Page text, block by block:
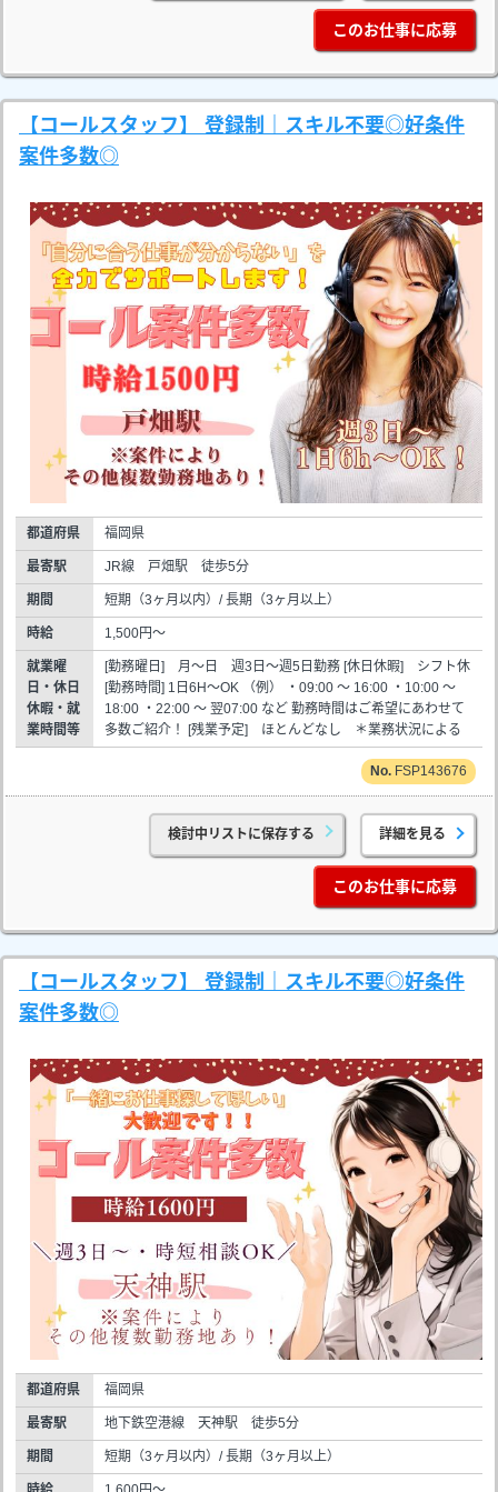
このお仕事に応募
【コールスタッフ】 登録制｜スキル不要◎好条件
案件多数◎
都道府県 福岡県
最寄駅 JR線 戸畑駅 徒歩5分
期間 短期（3ヶ月以内）/ 長期（3ヶ月以上）
時給 1,500円～
就業曜
日・休日
休暇・就
業時間等
[勤務曜日] 月～日 週3日～週5日勤務 [休日休暇] シフト休
[勤務時間] 1日6H～OK （例） ・09:00 ～ 16:00 ・10:00 ～
18:00 ・22:00 ～ 翌07:00 など 勤務時間はご希望にあわせて
多数ご紹介！ [残業予定] ほとんどなし ＊業務状況による
FSP143676
検討中リストに保存する 詳細を見る
このお仕事に応募
【コールスタッフ】 登録制｜スキル不要◎好条件
案件多数◎
都道府県 福岡県
最寄駅 地下鉄空港線 天神駅 徒歩5分
期間 短期（3ヶ月以内）/ 長期（3ヶ月以上）